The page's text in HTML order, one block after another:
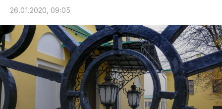
Народные новости
Авто и транспорт
Благоустройство
Криминал
Культура
Недвижимость и ЖКХ
Образование
26.01.2020, 09:05